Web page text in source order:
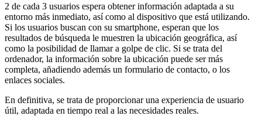
2 de cada 3 usuarios espera obtener información adaptada a su
entorno más inmediato, así como al dispositivo que está utilizando.
Si los usuarios buscan con su smartphone, esperan que los
resultados de búsqueda le muestren la ubicación geográfica, así
como la posibilidad de llamar a golpe de clic. Si se trata del
ordenador, la información sobre la ubicación puede ser más
completa, añadiendo además un formulario de contacto, o los
enlaces sociales.
En definitiva, se trata de proporcionar una experiencia de usuario
útil, adaptada en tiempo real a las necesidades reales.